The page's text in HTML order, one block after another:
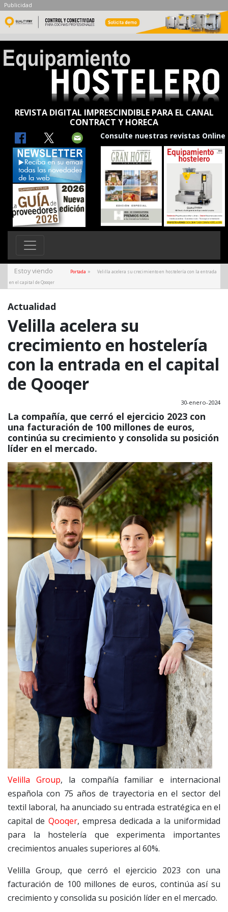
Publicidad
REVISTA DIGITAL IMPRESCINDIBLE PARA EL CANAL
CONTRACT Y HORECA
Consulte nuestras revistas Online
Estoy viendo Portada »
Velilla acelera su crecimiento en hostelería con la entrada
en el capital de Qooqer
Actualidad
Velilla acelera su
crecimiento en hostelería
con la entrada en el capital
de Qooqer
30-enero-2024
La compañía, que cerró el ejercicio 2023 con
una facturación de 100 millones de euros,
continúa su crecimiento y consolida su posición
líder en el mercado.
Velilla Group, la compañía familiar e internacional
española con 75 años de trayectoria en el sector del
textil laboral, ha anunciado su entrada estratégica en el
capital de Qooqer, empresa dedicada a la uniformidad
para la hostelería que experimenta importantes
crecimientos anuales superiores al 60%.
Velilla Group, que cerró el ejercicio 2023 con una
facturación de 100 millones de euros, continúa así su
crecimiento y consolida su posición líder en el mercado.